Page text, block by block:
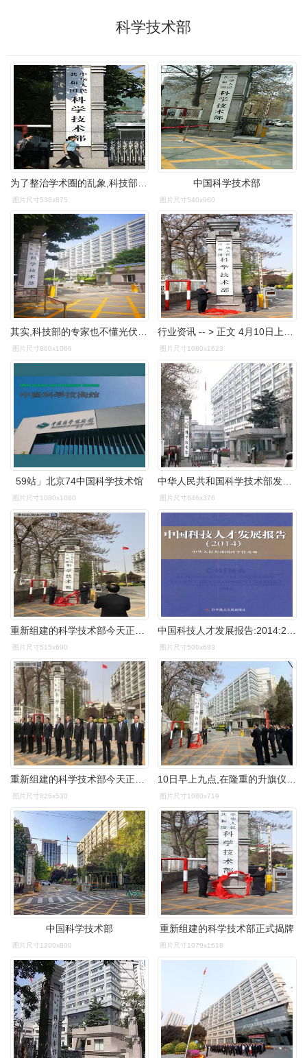
科学技术部
图片尺寸538x875
中国科学技术部
图片尺寸540x960
其实,科技部的专家也不懂光伏电站运维.
图片尺寸800x1066
行业资讯 -- > 正文 4月10日上午9时,重新组建后的科学技术部正式
图片尺寸1080x1623
59站」北京74中国科学技术馆
图片尺寸1080x1080 图片尺寸646x376
图片尺寸515x690 图片尺寸500x683
重新组建的科学技术部今天正式揭牌图
图片尺寸826x530
10日早上九点,在隆重的升旗仪式后,重新组建的科学技术部正式亮相.
图片尺寸1080x719
中国科学技术部
图片尺寸1200x800
重新组建的科学技术部正式揭牌
图片尺寸1079x1618